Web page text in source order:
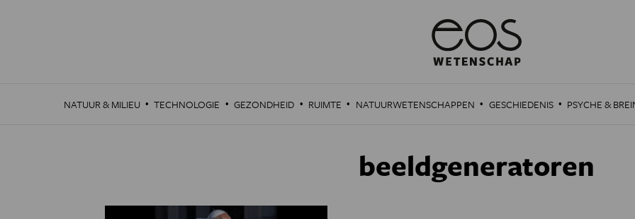
NATUUR & MILIEU · TECHNOLOGIE · GEZONDHEID · RUIMTE · NATUURWETENSCHAPPEN · GESCHIEDENIS · PSYCHE &
beeldgeneratoren